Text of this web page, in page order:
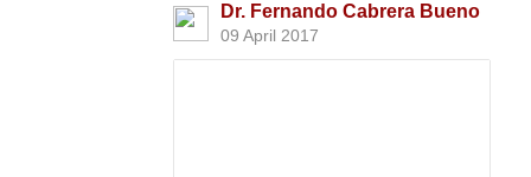
Dr. Fernando Cabrera Bueno
09 April 2017